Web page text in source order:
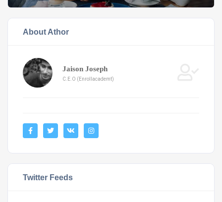
About Athor
Jaison Joseph
C.E.O (Enrollacademt)
Twitter Feeds